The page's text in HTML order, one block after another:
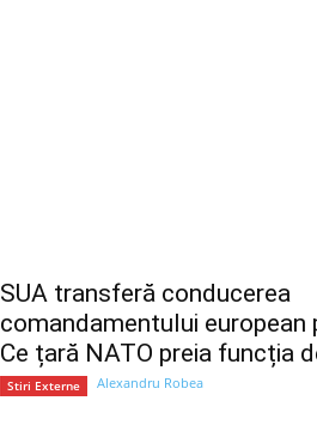
SUA transferă conducerea
comandamentului european
Ce țară NATO preia funcția
Stiri Externe Alexandru Robea